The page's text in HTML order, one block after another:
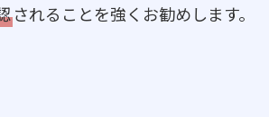
されることを強くお勧めします。